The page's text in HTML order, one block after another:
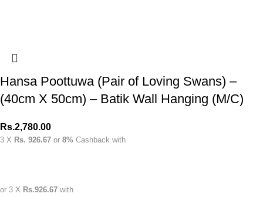
Hansa Poottuwa (Pair of Loving Swans) –
(40cm X 50cm) – Batik Wall Hanging (M/C)
Rs.2,780.00
3 X Rs. 926.67 or 8% Cashback with
or 3 X Rs.926.67 with